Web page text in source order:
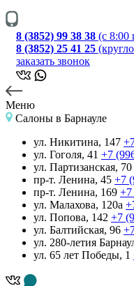
8 (3852) 99 38 38 (с 8:00
8 (3852) 25 41 25
заказать звонок
Меню
Салоны в Барнауле
ул. Никитина, 147
ул. Гоголя, 41 +7
ул. Партизанская, 70
пр-т. Ленина, 45 +7
пр-т. Ленина, 169 +7
ул. Малахова, 120а
ул. Попова, 142 +7
ул. Балтийская, 96
ул. 280-летия
ул. 65 лет Победы, 1